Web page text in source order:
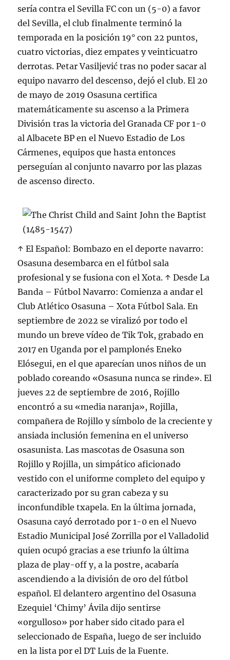
sería contra el Sevilla FC con un (5-0) a favor
del Sevilla, el club finalmente terminó la
temporada en la posición 19° con 22 puntos,
cuatro victorias, diez empates y veinticuatro
derrotas. Petar Vasiljević tras no poder sacar al
equipo navarro del descenso, dejó el club. El 20
de mayo de 2019 Osasuna certifica
matemáticamente su ascenso a la Primera
División tras la victoria del Granada CF por 1-0
al Albacete BP en el Nuevo Estadio de Los
Cármenes, equipos que hasta entonces
perseguían al conjunto navarro por las plazas
de ascenso directo.
↑ El Español: Bombazo en el deporte navarro:
Osasuna desembarca en el fútbol sala
profesional y se fusiona con el Xota. ↑ Desde La
Banda – Fútbol Navarro: Comienza a andar el
Club Atlético Osasuna – Xota Fútbol Sala. En
septiembre de 2022 se viralizó por todo el
mundo un breve vídeo de Tik Tok, grabado en
2017 en Uganda por el pamplonés Eneko
Elósegui, en el que aparecían unos niños de un
poblado coreando «Osasuna nunca se rinde». El
jueves 22 de septiembre de 2016, Rojillo
encontró a su «media naranja», Rojilla,
compañera de Rojillo y símbolo de la creciente y
ansiada inclusión femenina en el universo
osasunista. Las mascotas de Osasuna son
Rojillo y Rojilla, un simpático aficionado
vestido con el uniforme completo del equipo y
caracterizado por su gran cabeza y su
inconfundible txapela. En la última jornada,
Osasuna cayó derrotado por 1-0 en el Nuevo
Estadio Municipal José Zorrilla por el Valladolid
quien ocupó gracias a ese triunfo la última
plaza de play-off y, a la postre, acabaría
ascendiendo a la división de oro del fútbol
español. El delantero argentino del Osasuna
Ezequiel ‘Chimy’ Ávila dijo sentirse
«orgulloso» por haber sido citado para el
seleccionado de España, luego de ser incluido
en la lista por el DT Luis de la Fuente.